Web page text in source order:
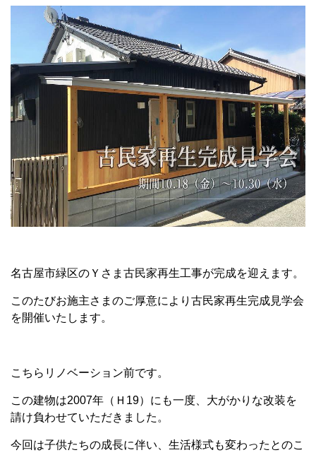
名古屋市緑区のＹさま古民家再生工事が完成を迎えます。
このたびお施主さまのご厚意により古民家再生完成見学会
を開催いたします。
こちらリノベーション前です。
この建物は2007年（Ｈ19）にも一度、大がかりな改装を
請け負わせていただきました。
今回は子供たちの成長に伴い、生活様式も変わったとのこ